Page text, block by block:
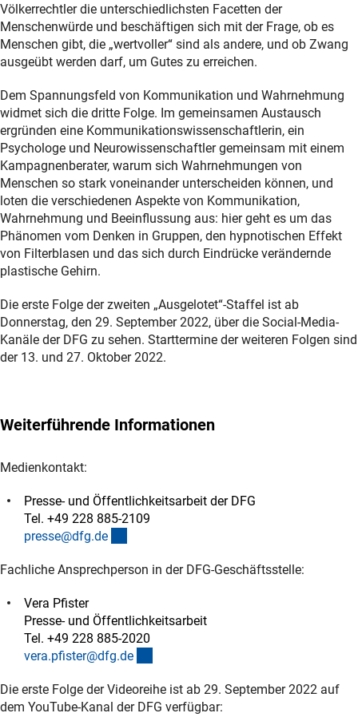
Völkerrechtler die unterschiedlichsten Facetten der
Menschenwürde und beschäftigen sich mit der Frage, ob es
Menschen gibt, die „wertvoller“ sind als andere, und ob Zwang
ausgeübt werden darf, um Gutes zu erreichen.
Dem Spannungsfeld von Kommunikation und Wahrnehmung
widmet sich die dritte Folge. Im gemeinsamen Austausch
ergründen eine Kommunikationswissenschaftlerin, ein
Psychologe und Neurowissenschaftler gemeinsam mit einem
Kampagnenberater, warum sich Wahrnehmungen von
Menschen so stark voneinander unterscheiden können, und
loten die verschiedenen Aspekte von Kommunikation,
Wahrnehmung und Beeinflussung aus: hier geht es um das
Phänomen vom Denken in Gruppen, den hypnotischen Effekt
von Filterblasen und das sich durch Eindrücke verändernde
plastische Gehirn.
Die erste Folge der zweiten „Ausgelotet“-Staffel ist ab
Donnerstag, den 29. September 2022, über die Social-Media-
Kanäle der DFG zu sehen. Starttermine der weiteren Folgen sind
der 13. und 27. Oktober 2022.
Weiterführende Informationen
Medienkontakt:
Presse- und Öffentlichkeitsarbeit der DFG
Tel. +49 228 885-2109
presse@dfg.de
Fachliche Ansprechperson in der DFG-Geschäftsstelle:
Vera Pfister
Presse- und Öffentlichkeitsarbeit
Tel. +49 228 885-2020
vera.pfister@dfg.de
Die erste Folge der Videoreihe ist ab 29. September 2022 auf
dem YouTube-Kanal der DFG verfügbar: